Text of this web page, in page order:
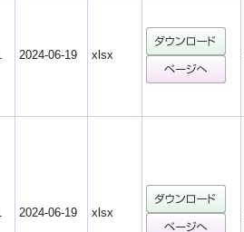
2024-06-19 xlsx
2024-06-19 xlsx